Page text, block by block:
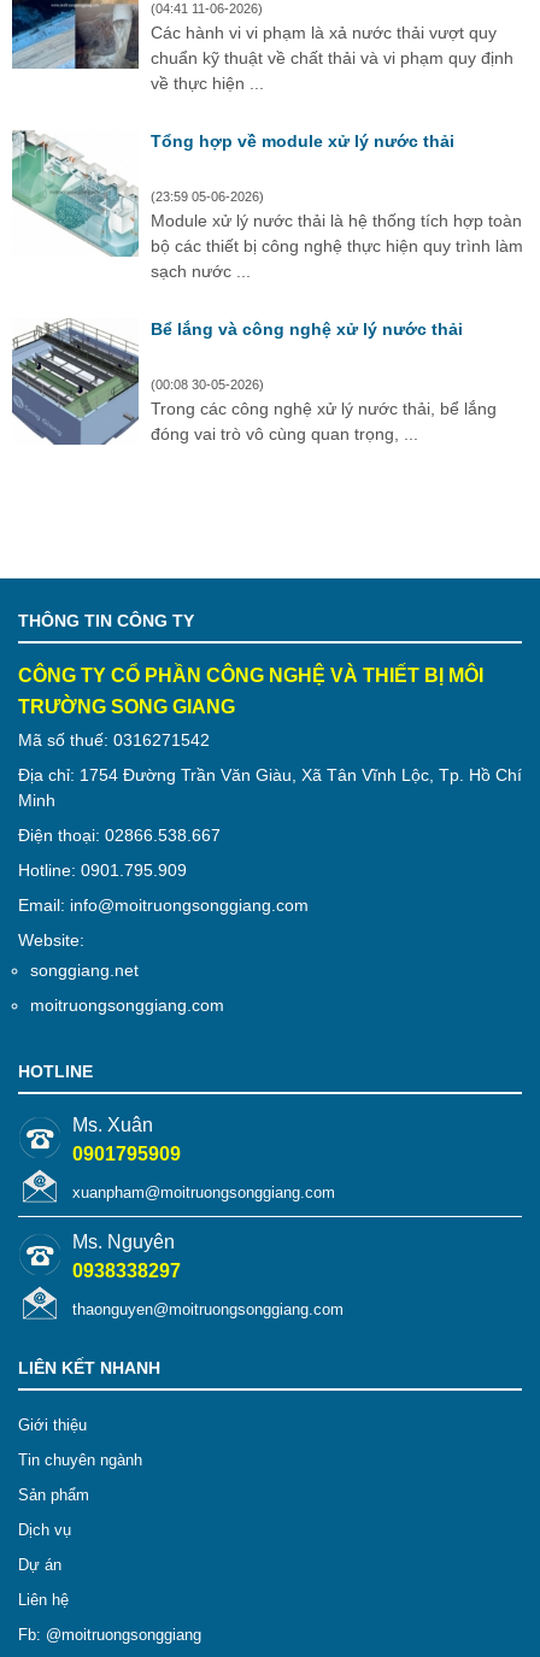
(04:41 11-06-2026)
Các hành vi vi phạm là xả nước thải vượt quy
chuẩn kỹ thuật về chất thải và vi phạm quy định
về thực hiện ...
Tổng hợp về module xử lý nước thải
(23:59 05-06-2026)
Module xử lý nước thải là hệ thống tích hợp toàn
bộ các thiết bị công nghệ thực hiện quy trình làm
sạch nước ...
Bể lắng và công nghệ xử lý nước thải
(00:08 30-05-2026)
Trong các công nghệ xử lý nước thải, bể lắng
đóng vai trò vô cùng quan trọng, ...
THÔNG TIN CÔNG TY
CÔNG TY CỔ PHẦN CÔNG NGHỆ VÀ THIẾT BỊ MÔI
TRƯỜNG SONG GIANG
Mã số thuế: 0316271542
Địa chỉ: 1754 Đường Trần Văn Giàu, Xã Tân Vĩnh Lộc, Tp. Hồ Chí
Minh
Điện thoại: 02866.538.667
Hotline: 0901.795.909
Email: info@moitruongsonggiang.com
Website:
songgiang.net
moitruongsonggiang.com
HOTLINE
Ms. Xuân
0901795909
xuanpham@moitruongsonggiang.com
Ms. Nguyên
0938338297
thaonguyen@moitruongsonggiang.com
LIÊN KẾT NHANH
Giới thiệu
Tin chuyên ngành
Sản phẩm
Dịch vụ
Dự án
Liên hệ
Fb: @moitruongsonggiang